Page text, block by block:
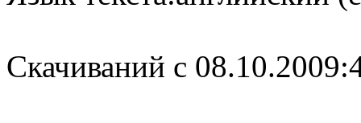
Cкачиваний с 08.10.2009: